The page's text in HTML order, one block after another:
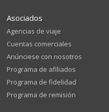
Asociados
Agencias de viaje
Cuentas comerciales
Anúnciese con nosotros
Programa de afiliados
Programa de fidelidad
Programa de remisión